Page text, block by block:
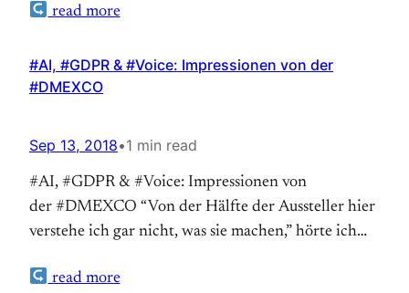
sein, Sprachassistenten waren jedenfalls ein
ONWARD18. Wenn Unternehmen Evangelisten
haben, so macht dies deutlich, wie sie ihre Mission
Mission von Dave Isbitski,…
read more
#AI, #GDPR & #Voice: Impressionen von der
#DMEXCO
Sep 13, 2018•1 min read
#AI, #GDPR & #Voice: Impressionen von
der #DMEXCO “Von der Hälfte der Aussteller hier
verstehe ich gar nicht, was sie machen,” hörte ich
Konferenz und Fachmesse für digitales Marketing,
read more